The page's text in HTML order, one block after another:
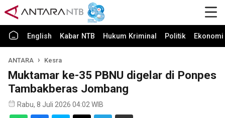
English Kabar NTB Hukum Kriminal Politik
ANTARA Kesra
Muktamar ke-35 PBNU digelar di Ponpes
Tambakberas Jombang
Rabu, 8 Juli 2026 04:02 WIB